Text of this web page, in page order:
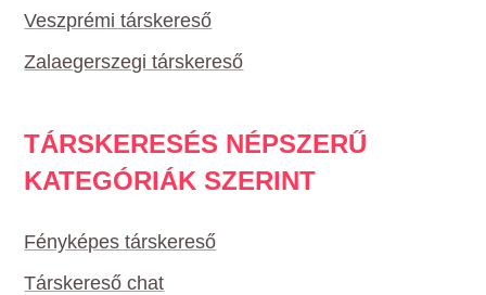
Veszprémi társkereső
Zalaegerszegi társkereső
TÁRSKERESÉS NÉPSZERŰ
KATEGÓRIÁK SZERINT
Fényképes társkereső
Társkereső chat